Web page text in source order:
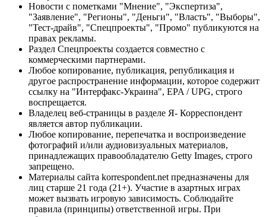
Новости с пометками "Мнение", "Экспертиза",
"Заявление", "Регионы", "Деньги", "Власть", "Выборы",
"Тест-драйв", "Спецпроекты", "Промо" публикуются на
правах рекламы.
Раздел Спецпроекты создается совместно с
коммерческими партнерами.
Любое копирование, публикация, републикация и
другое распространение информации, которое содержит
ссылку на "Интерфакс-Украина", EPA / UPG, строго
воспрещается.
Владелец веб-страницы в разделе Я- Корреспондент
является автор публикации.
Любое копирование, перепечатка и воспроизведение
фотографий и/или аудиовизуальных материалов,
принадлежащих правообладателю Getty Images, строго
запрещено.
Материалы сайта korrespondent.net предназначены для
лиц старше 21 года (21+). Участие в азартных играх
может вызвать игровую зависимость. Соблюдайте
правила (принципы) ответственной игры. При